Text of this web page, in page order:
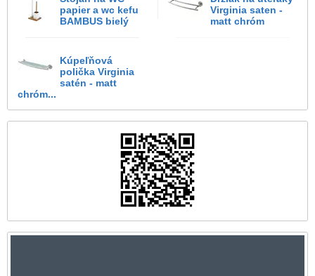
papier a wc kefu
BAMBUS bielý
Virginia saten -
matt chróm
Kúpeľňová
polička Virginia
satén - matt
chróm...